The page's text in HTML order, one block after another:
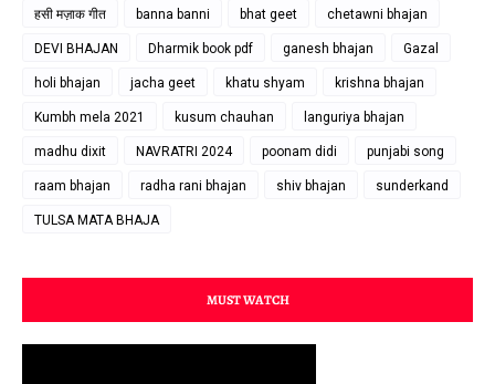
हसी मज़ाक गीत banna banni bhat geet chetawni bhajan
DEVI BHAJAN Dharmik book pdf ganesh bhajan Gazal
holi bhajan jacha geet khatu shyam krishna bhajan
Kumbh mela 2021 kusum chauhan languriya bhajan
madhu dixit NAVRATRI 2024 poonam didi punjabi song
raam bhajan radha rani bhajan shiv bhajan sunderkand
TULSA MATA BHAJA
MUST WATCH